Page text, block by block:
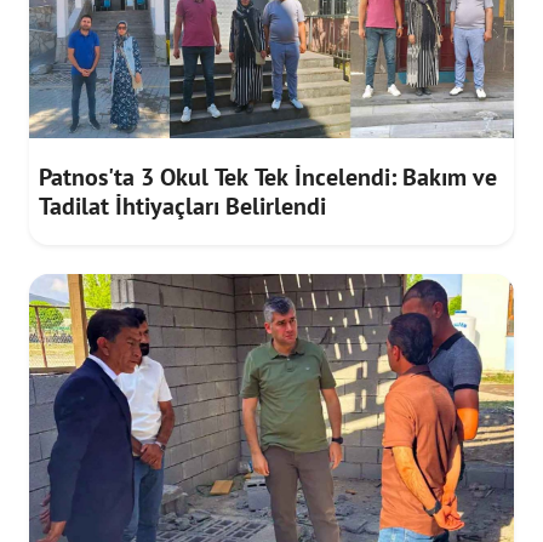
Patnos'ta 3 Okul Tek Tek İncelendi: Bakım ve
Tadilat İhtiyaçları Belirlendi